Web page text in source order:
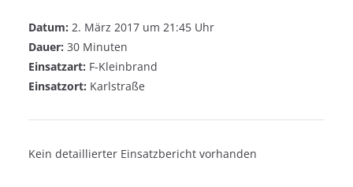
Datum: 2. März 2017 um 21:45 Uhr
Dauer: 30 Minuten
Einsatzart: F-Kleinbrand
Einsatzort: Karlstraße
Kein detaillierter Einsatzbericht vorhanden